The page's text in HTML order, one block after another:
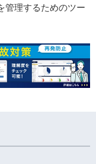
管理するためのツー